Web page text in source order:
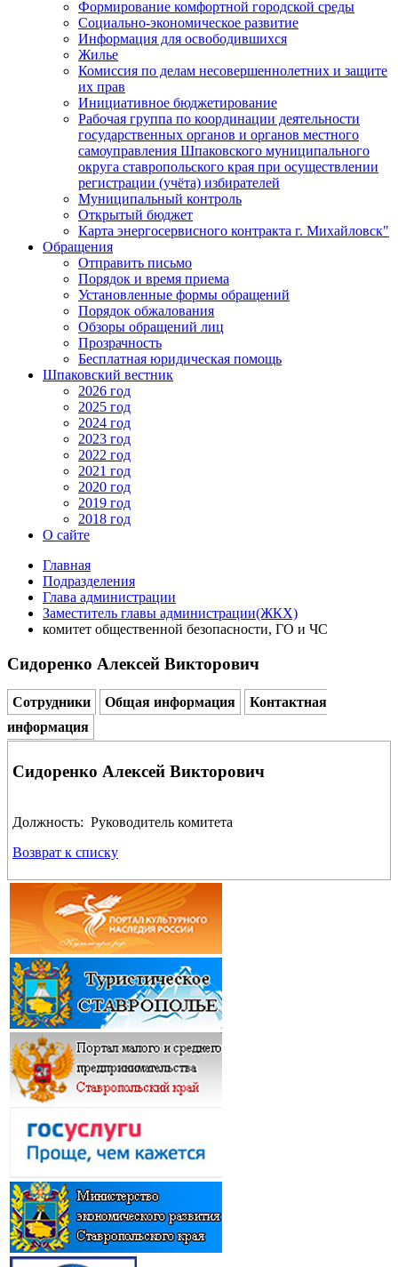
Формирование комфортной городской среды
Социально-экономическое развитие
Информация для освободившихся
Жилье
Комиссия по делам несовершеннолетних и защите
их прав
Инициативное бюджетирование
Рабочая группа по координации деятельности
государственных органов и органов местного
самоуправления Шпаковского муниципального
округа ставропольского края при осуществлении
регистрации (учёта) избирателей
Муниципальный контроль
Открытый бюджет
Карта энергосервисного контракта г. Михайловск"
Обращения
Отправить письмо
Порядок и время приема
Установленные формы обращений
Порядок обжалования
Обзоры обращений лиц
Прозрачность
Бесплатная юридическая помощь
Шпаковский вестник
2026 год
2025 год
2024 год
2023 год
2022 год
2021 год
2020 год
2019 год
2018 год
О сайте
Главная
Подразделения
Глава администрации
Заместитель главы администрации(ЖКХ)
комитет общественной безопасности, ГО и ЧС
Сидоренко Алексей Викторович
Сотрудники Общая информация
Контактная
информация
Сидоренко Алексей Викторович
Должность: Руководитель комитета
Возврат к списку